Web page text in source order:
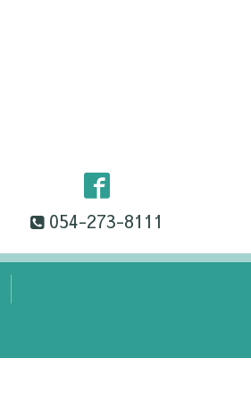
054-273-8111